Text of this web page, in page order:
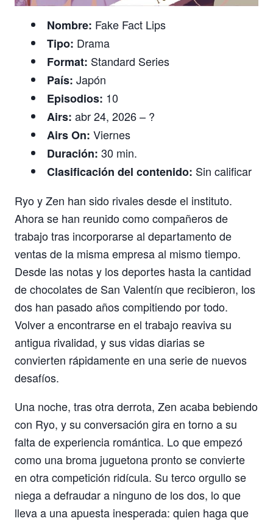
Nombre: Fake Fact Lips
Tipo: Drama
Format: Standard Series
País: Japón
Episodios: 10
Airs: abr 24, 2026 – ?
Airs On: Viernes
Duración: 30 min.
Clasificación del contenido: Sin calificar
Ryo y Zen han sido rivales desde el instituto.
Ahora se han reunido como compañeros de
trabajo tras incorporarse al departamento de
ventas de la misma empresa al mismo tiempo.
Desde las notas y los deportes hasta la cantidad
de chocolates de San Valentín que recibieron, los
dos han pasado años compitiendo por todo.
Volver a encontrarse en el trabajo reaviva su
antigua rivalidad, y sus vidas diarias se
convierten rápidamente en una serie de nuevos
desafíos.
Una noche, tras otra derrota, Zen acaba bebiendo
con Ryo, y su conversación gira en torno a su
falta de experiencia romántica. Lo que empezó
como una broma juguetona pronto se convierte
en otra competición ridícula. Su terco orgullo se
niega a defraudar a ninguno de los dos, lo que
lleva a una apuesta inesperada: quien haga que